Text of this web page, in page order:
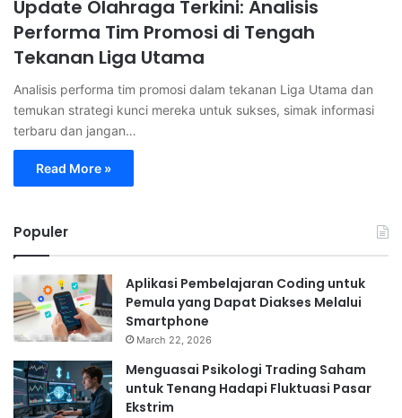
Update Olahraga Terkini: Analisis
Performa Tim Promosi di Tengah
Tekanan Liga Utama
Analisis performa tim promosi dalam tekanan Liga Utama dan
temukan strategi kunci mereka untuk sukses, simak informasi
terbaru dan jangan…
Read More »
Populer
Aplikasi Pembelajaran Coding untuk
Pemula yang Dapat Diakses Melalui
Smartphone
March 22, 2026
Menguasai Psikologi Trading Saham
untuk Tenang Hadapi Fluktuasi Pasar
Ekstrim